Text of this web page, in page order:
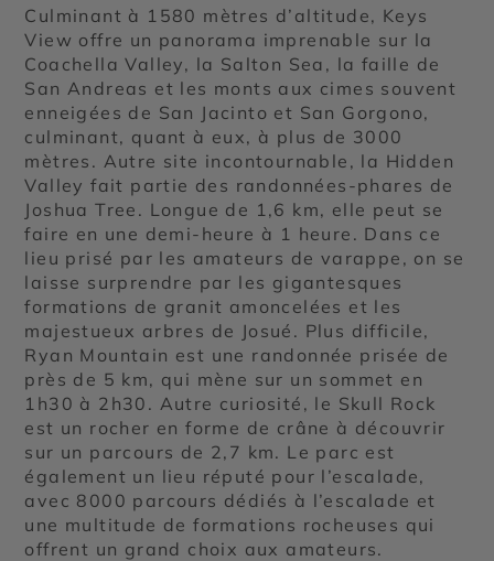
Culminant à 1580 mètres d’altitude, Keys
View offre un panorama imprenable sur la
Coachella Valley, la Salton Sea, la faille de
San Andreas et les monts aux cimes souvent
enneigées de San Jacinto et San Gorgono,
culminant, quant à eux, à plus de 3000
mètres. Autre site incontournable, la Hidden
Valley fait partie des randonnées-phares de
Joshua Tree. Longue de 1,6 km, elle peut se
faire en une demi-heure à 1 heure. Dans ce
lieu prisé par les amateurs de varappe, on se
laisse surprendre par les gigantesques
formations de granit amoncelées et les
majestueux arbres de Josué. Plus difficile,
Ryan Mountain est une randonnée prisée de
près de 5 km, qui mène sur un sommet en
1h30 à 2h30. Autre curiosité, le Skull Rock
est un rocher en forme de crâne à découvrir
sur un parcours de 2,7 km. Le parc est
également un lieu réputé pour l’escalade,
avec 8000 parcours dédiés à l’escalade et
une multitude de formations rocheuses qui
offrent un grand choix aux amateurs.